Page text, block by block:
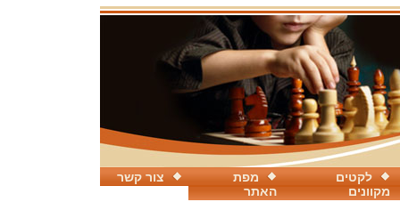
צור קשר
מפת
האתר
לקטים
מקוונים